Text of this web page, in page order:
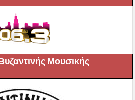
Μουσικής